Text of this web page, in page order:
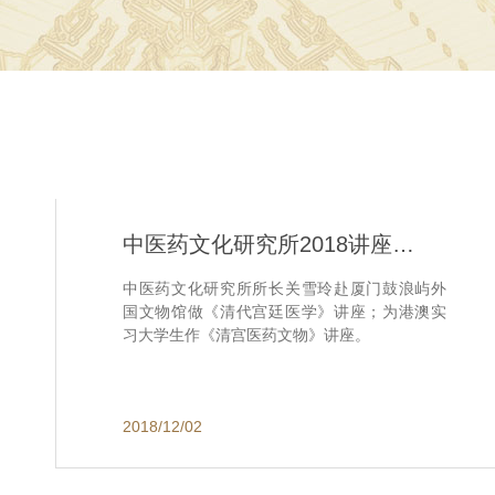
中医药文化研究所2018讲座活动
中医药文化研究所所长关雪玲赴厦门鼓浪屿外
国文物馆做《清代宫廷医学》讲座；为港澳实
习大学生作《清宫医药文物》讲座。
2018/12/02